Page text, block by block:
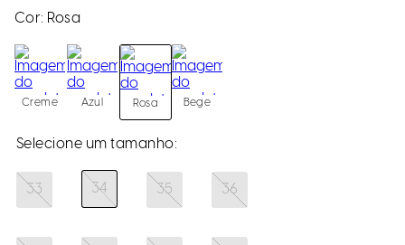
Cor: Rosa
Creme Azul Rosa Bege
33 34 35 36